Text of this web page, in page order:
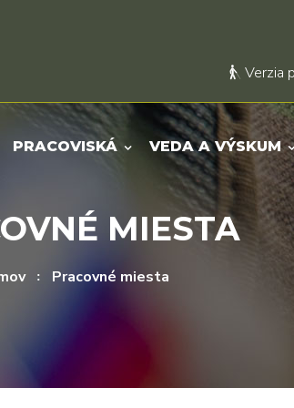
Verzia
PRACOVISKÁ VEDA A VÝSKUM
MIESTA
Pracovné miesta